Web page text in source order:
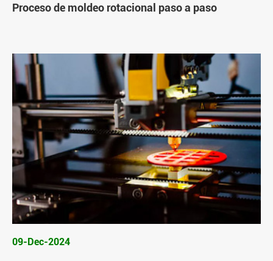
Proceso de moldeo rotacional paso a paso
09-Dec-2024